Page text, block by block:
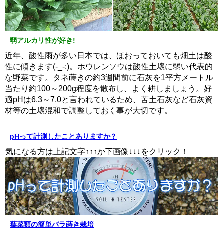
弱アルカリ性が好き!
近年、酸性雨が多い日本では、ほおっておいても畑土は酸
性に傾きます(-_-;)。ホウレンソウは酸性土壌に弱い代表的
な野菜です。タネ蒔きの約3週間前に石灰を1平方メートル
当たり約100～200g程度を散布し、よく耕しましょう。好
適pHは6.3～7.0と言われているため、苦土石灰など石灰資
材等の土壌混和で調整しておく事が大切です。
pHって計測したことありますか？
気になる方は上記文字↑↑↑か下画像↓↓↓をクリック！
↑↑↑ ↓↓↓
葉菜類の簡単バラ蒔き栽培